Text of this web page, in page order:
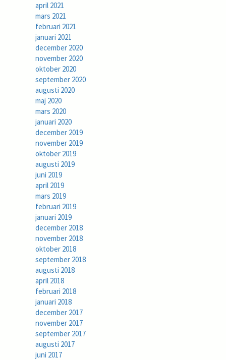
april 2021
mars 2021
februari 2021
januari 2021
december 2020
november 2020
oktober 2020
september 2020
augusti 2020
maj 2020
mars 2020
januari 2020
december 2019
november 2019
oktober 2019
augusti 2019
juni 2019
april 2019
mars 2019
februari 2019
januari 2019
december 2018
november 2018
oktober 2018
september 2018
augusti 2018
april 2018
februari 2018
januari 2018
december 2017
november 2017
september 2017
augusti 2017
juni 2017